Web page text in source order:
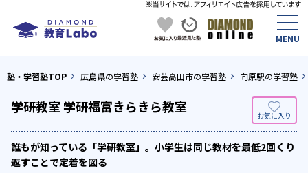
塾・学習塾TOP 広島県の学習塾 安芸高田市の学習塾 向原駅の学習塾
学研教室 学研福富きらきら教室
誰もが知っている「学研教室」。小学生は同じ教材を最低2回くり
返すことで定着を図る